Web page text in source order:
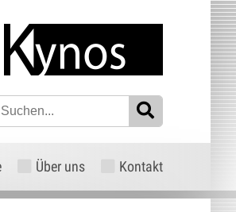
Über uns Kontakt